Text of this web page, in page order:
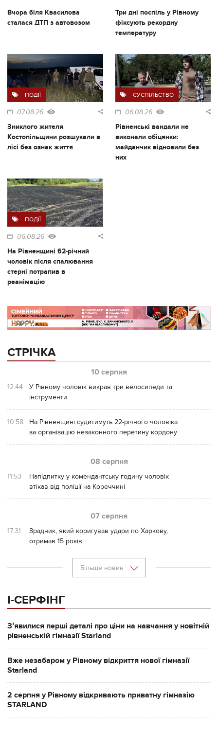
Вчора біля Квасилова
сталася ДТП з автовозом
Три дні поспіль у Рівному
фіксують рекордну
температуру
ПОДІЇ
07.08.26
Зниклого жителя
Костопільщини розшукали в
лісі без ознак життя
СУСПІЛЬСТВО
06.08.26
Рівненські вандали не
виконали обіцянки:
майданчик відновили без
них
ПОДІЇ
06.08.26
На Рівненщині 62-річний
чоловік після спалювання
стерні потрапив в
реанімацію
СТРІЧКА
10 серпня
12:44
У Рівному чоловік викрав три велосипеди та
інструменти
10:58
На Рівненщині судитимуть 22-річного чоловіка
за організацію незаконного перетину кордону
08 серпня
11:53
Напідпитку у комендантську годину чоловік
втікав від поліції на Кореччині
07 серпня
17:31
Зрадник, який коригував удари по Харкову,
отримав 15 років
Більше новин
І-СЕРФІНГ
Зʼявилися перші деталі про ціни на навчання у новітній
рівненській гімназії Starland
Вже незабаром у Рівному відкриття нової гімназії
Starland
2 серпня у Рівному відкривають приватну гімназію
STARLAND